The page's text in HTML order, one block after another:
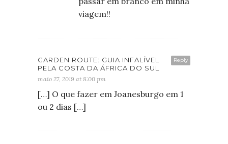
viagem!!
Reply
GARDEN ROUTE: GUIA INFALÍVEL
PELA COSTA DA ÁFRICA DO SUL
maio 27, 2019 at 8:00 pm
[…] O que fazer em Joanesburgo em 1
ou 2 dias […]